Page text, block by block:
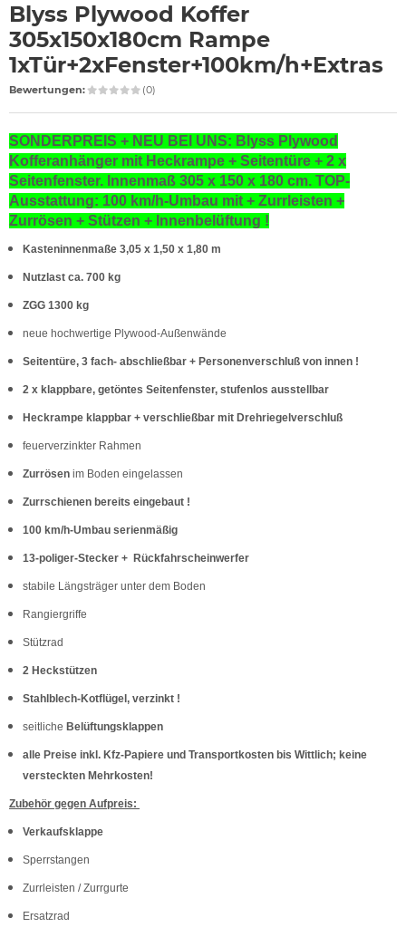
Blyss Plywood Koffer
305x150x180cm Rampe
1xTür+2xFenster+100km/h+Extras
Bewertungen: (0)
SONDERPREIS + NEU BEI UNS: Blyss Plywood
Kofferanhänger mit Heckrampe + Seitentüre + 2 x
Seitenfenster. Innenmaß 305 x 150 x 180 cm. TOP-
Ausstattung: 100 km/h-Umbau mit + Zurrleisten +
Zurrösen + Stützen + Innenbelüftung !
Kasteninnenmaße 3,05 x 1,50 x 1,80 m
Nutzlast ca. 700 kg
ZGG 1300 kg
neue hochwertige Plywood-Außenwände
Seitentüre, 3 fach- abschließbar + Personenverschluß von innen !
2 x klappbare, getöntes Seitenfenster, stufenlos ausstellbar
Heckrampe klappbar + verschließbar mit Drehriegelverschluß
feuerverzinkter Rahmen
Zurrösen im Boden eingelassen
Zurrschienen bereits eingebaut !
100 km/h-Umbau serienmäßig
13-poliger-Stecker + Rückfahrscheinwerfer
stabile Längsträger unter dem Boden
Rangiergriffe
Stützrad
2 Heckstützen
Stahlblech-Kotflügel, verzinkt !
seitliche Belüftungsklappen
alle Preise inkl. Kfz-Papiere und Transportkosten bis Wittlich; keine
versteckten Mehrkosten!
Zubehör gegen Aufpreis:
Verkaufsklappe
Sperrstangen
Zurrleisten / Zurrgurte
Ersatzrad